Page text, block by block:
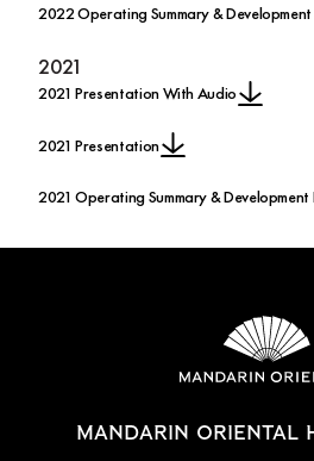
2022 Operating Summary &
2021
2021 Presentation With Audio
2021 Presentation
2021 Operating Summary &
MANDARIN ORIENTAL